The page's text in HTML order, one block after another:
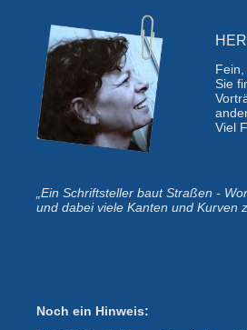
Sie
Viel
„Ein Schriftsteller baut Straßen -
und dabei viele Kanten und Kurven
Noch ein Hinweis: